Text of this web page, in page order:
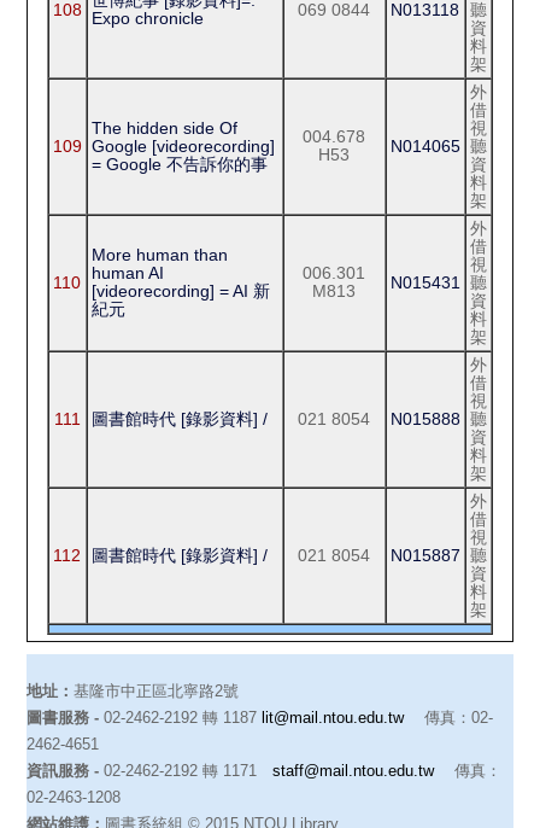
108 Expo chronicle
069 0844 N013118 聽
資
料
架
109
The hidden side Of
Google [videorecording]
= Google 不告訴你的事
004.678
H53
N014065
外
借
視
聽
資
料
架
110
More human than
human AI
[videorecording] = AI 新
紀元
006.301
M813
N015431
外
借
視
聽
資
料
架
111 圖書館時代 [錄影資料] / 021 8054 N015888
外
借
視
聽
資
料
架
112 圖書館時代 [錄影資料] / 021 8054 N015887
外
借
視
聽
資
料
架
地址：基隆市中正區北寧路2號
圖書服務 -02-2462-2192 轉 1187 lit@mail.ntou.edu.tw傳真：02-
2462-4651
資訊服務 -02-2462-2192 轉 1171staff@mail.ntou.edu.tw傳真：
02-2463-1208
網站維護： 圖書系統組 © 2015 NTOU Library